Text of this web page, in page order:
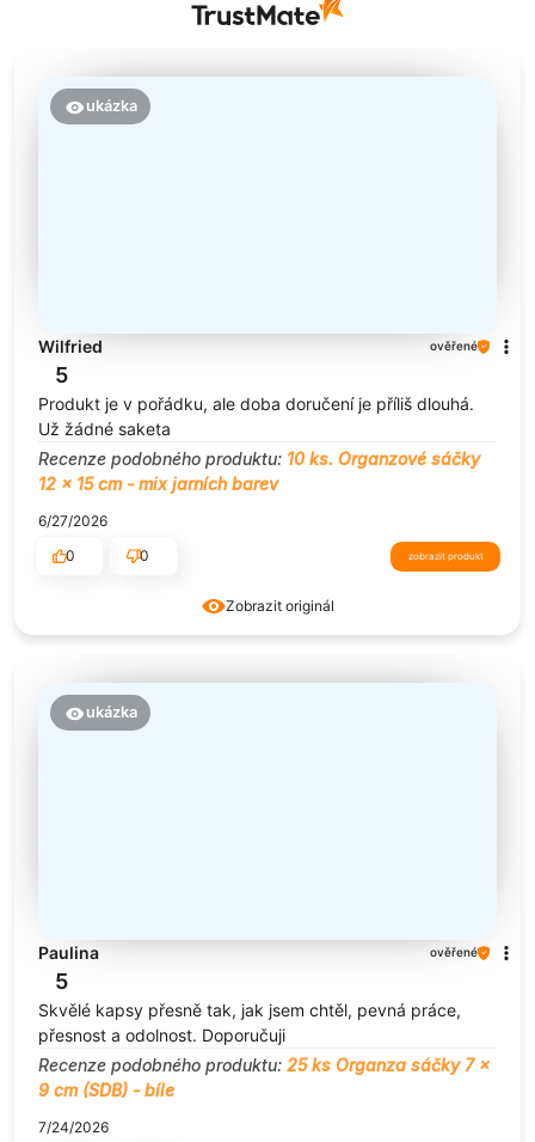
Zobrazit originál
ukázka
Wilfried ověřené
5
Produkt je v pořádku, ale doba doručení je příliš dlouhá.
Už žádné saketa
Recenze podobného produktu: 10 ks. Organzové sáčky
12 x 15 cm - mix jarních barev
6/27/2026
0
0 zobrazit produkt
ukázka
Paulina ověřené
5
Skvělé kapsy přesně tak, jak jsem chtěl, pevná práce,
přesnost a odolnost. Doporučuji
Recenze podobného produktu: 25 ks Organza sáčky 7 x
9 cm (SDB) - bíle
7/24/2026